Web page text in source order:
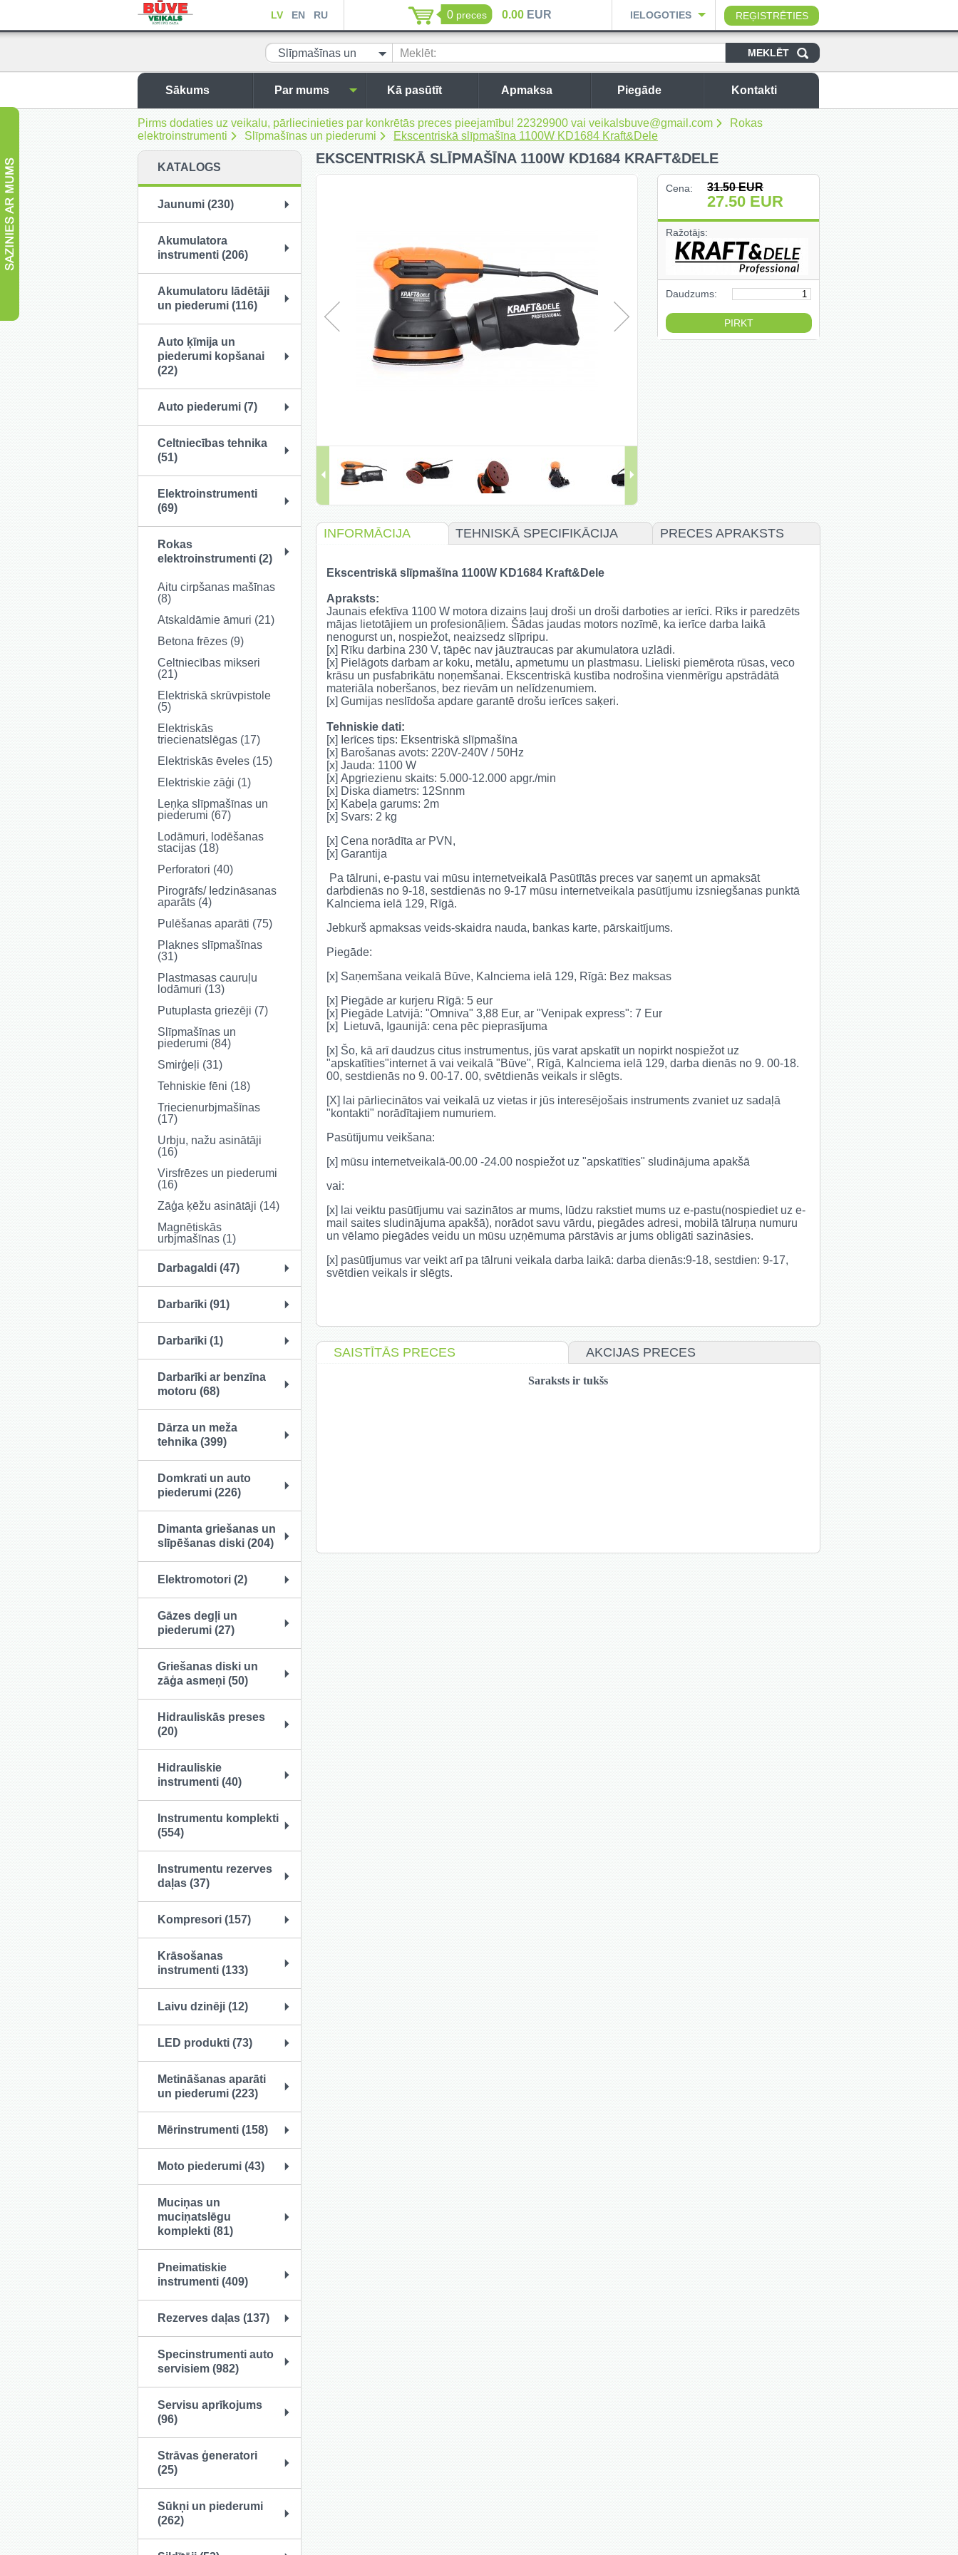
LV EN RU 0 preces 0.00EUR IELOGOTIES REĢISTRĒTIES
Slīpmašīnas un
piederumi
Meklēt:
Sākums Par mums Kā pasūtīt Apmaksa Piegāde Kontakti
Pirms dodaties uz veikalu, pārliecinieties par konkrētās preces pieejamību! 22329900 vai veikalsbuve@gmail.com
Rokas
elektroinstrumenti
Slīpmašīnas un piederumi Ekscentriskā slīpmašīna 1100W KD1684 Kraft&Dele
KATALOGS
Jaunumi (230)
Akumulatora
instrumenti (206)
Akumulatoru lādētāji
un piederumi (116)
Auto ķīmija un
piederumi kopšanai
(22)
Auto piederumi (7)
Celtniecības tehnika
(51)
Elektroinstrumenti
(69)
Rokas
elektroinstrumenti (2)
Aitu cirpšanas mašīnas
(8)
Atskaldāmie āmuri (21)
Betona frēzes (9)
Celtniecības mikseri
(21)
Elektriskā skrūvpistole
(5)
Elektriskās
triecienatslēgas (17)
Elektriskās ēveles (15)
Elektriskie zāģi (1)
Leņķa slīpmašīnas un
piederumi (67)
Lodāmuri, lodēšanas
stacijas (18)
Perforatori (40)
Pirogrāfs/ Iedzināsanas
aparāts (4)
Pulēšanas aparāti (75)
Plaknes slīpmašīnas
(31)
Plastmasas cauruļu
lodāmuri (13)
Putuplasta griezēji (7)
Slīpmašīnas un
piederumi (84)
Smirģeļi (31)
Tehniskie fēni (18)
Triecienurbjmašīnas
(17)
Urbju, nažu asinātāji
(16)
Virsfrēzes un piederumi
(16)
Zāģa ķēžu asinātāji (14)
Magnētiskās
urbjmašīnas (1)
Darbagaldi (47)
Darbarīki (91)
Darbarīki (1)
Darbarīki ar benzīna
motoru (68)
Dārza un meža
tehnika (399)
Domkrati un auto
piederumi (226)
Dimanta griešanas un
slīpēšanas diski (204)
Elektromotori (2)
Gāzes degļi un
piederumi (27)
Griešanas diski un
zāģa asmeņi (50)
Hidrauliskās preses
(20)
Hidrauliskie
instrumenti (40)
Instrumentu komplekti
(554)
Instrumentu rezerves
daļas (37)
Kompresori (157)
Krāsošanas
instrumenti (133)
Laivu dzinēji (12)
LED produkti (73)
Metināšanas aparāti
un piederumi (223)
Mērinstrumenti (158)
Moto piederumi (43)
Muciņas un
muciņatslēgu
komplekti (81)
Pneimatiskie
instrumenti (409)
Rezerves daļas (137)
Specinstrumenti auto
servisiem (982)
Servisu aprīkojums
(96)
Strāvas ģeneratori
(25)
Sūkņi un piederumi
(262)
EKSCENTRISKĀ SLĪPMAŠĪNA 1100W KD1684 KRAFT&DELE
Cena: 31.50EUR
27.50 EUR
Ražotājs:
Daudzums:
INFORMĀCIJA TEHNISKĀ SPECIFIKĀCIJA PRECES APRAKSTS
Ekscentriskā slīpmašīna 1100W KD1684 Kraft&Dele
Apraksts:
Jaunais efektīva 1100 W motora dizains ļauj droši un droši darboties ar ierīci. Rīks ir paredzēts
mājas lietotājiem un profesionāļiem. Šādas jaudas motors nozīmē, ka ierīce darba laikā
nenogurst un, nospiežot, neaizsedz slīpripu.
[x] Rīku darbina 230 V, tāpēc nav jāuztraucas par akumulatora uzlādi.
[x] Pielāgots darbam ar koku, metālu, apmetumu un plastmasu. Lieliski piemērota rūsas, veco
krāsu un pusfabrikātu noņemšanai. Ekscentriskā kustība nodrošina vienmērīgu apstrādātā
materiāla noberšanos, bez rievām un nelīdzenumiem.
[x] Gumijas neslīdoša apdare garantē drošu ierīces saķeri.
Tehniskie dati:
[x] Ierīces tips: Eksentriskā slīpmašīna
[x] Barošanas avots: 220V-240V / 50Hz
[x] Jauda: 1100 W
[x] Apgriezienu skaits: 5.000-12.000 apgr./min
[x] Diska diametrs: 12Snnm
[x] Kabeļa garums: 2m
[x] Svars: 2 kg
[x] Cena norādīta ar PVN,
[x] Garantija
Pa tālruni, e-pastu vai mūsu internetveikalā Pasūtītās preces var saņemt un apmaksāt
darbdienās no 9-18, sestdienās no 9-17 mūsu internetveikala pasūtījumu izsniegšanas punktā
Kalnciema ielā 129, Rīgā.
Jebkurš apmaksas veids-skaidra nauda, bankas karte, pārskaitījums.
Piegāde:
[x] Saņemšana veikalā Būve, Kalnciema ielā 129, Rīgā: Bez maksas
[x] Piegāde ar kurjeru Rīgā: 5 eur
[x] Piegāde Latvijā: "Omniva" 3,88 Eur, ar "Venipak express": 7 Eur
[x] Lietuvā, Igaunijā: cena pēc pieprasījuma
[x] Šo, kā arī daudzus citus instrumentus, jūs varat apskatīt un nopirkt nospiežot uz
"apskatīties"internet ā vai veikalā "Būve", Rīgā, Kalnciema ielā 129, darba dienās no 9. 00-18.
00, sestdienās no 9. 00-17. 00, svētdienās veikals ir slēgts.
[X] lai pārliecinātos vai veikalā uz vietas ir jūs interesējošais instruments zvaniet uz sadaļā
"kontakti" norādītajiem numuriem.
Pasūtījumu veikšana:
[x] mūsu internetveikalā-00.00 -24.00 nospiežot uz "apskatīties" sludinājuma apakšā
vai:
[x] lai veiktu pasūtījumu vai sazinātos ar mums, lūdzu rakstiet mums uz e-pastu(nospiediet uz e-
mail saites sludinājuma apakšā), norādot savu vārdu, piegādes adresi, mobilā tālruņa numuru
un vēlamo piegādes veidu un mūsu uzņēmuma pārstāvis ar jums obligāti sazināsies.
[x] pasūtījumus var veikt arī pa tālruni veikala darba laikā: darba dienās:9-18, sestdien: 9-17,
svētdien veikals ir slēgts.
SAISTĪTĀS PRECES AKCIJAS PRECES
Saraksts ir tukšs